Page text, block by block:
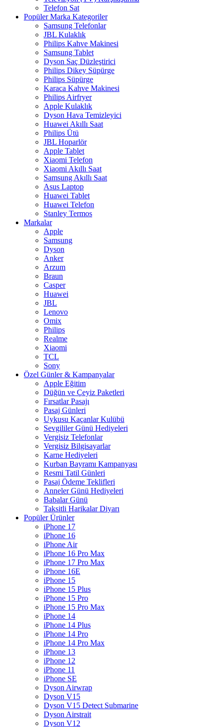
Telefon Sat
Popüler Marka Kategoriler
Samsung Telefonlar
JBL Kulaklık
Philips Kahve Makinesi
Samsung Tablet
Dyson Saç Düzleştirici
Philips Dikey Süpürge
Philips Süpürge
Karaca Kahve Makinesi
Philips Airfryer
Apple Kulaklık
Dyson Hava Temizleyici
Huawei Akıllı Saat
Philips Ütü
JBL Hoparlör
Apple Tablet
Xiaomi Telefon
Xiaomi Akıllı Saat
Samsung Akıllı Saat
Asus Laptop
Huawei Tablet
Huawei Telefon
Stanley Termos
Markalar
Apple
Samsung
Dyson
Anker
Arzum
Braun
Casper
Huawei
JBL
Lenovo
Omix
Philips
Realme
Xiaomi
TCL
Sony
Özel Günler & Kampanyalar
Apple Eğitim
Düğün ve Çeyiz Paketleri
Fırsatlar Pasajı
Pasaj Günleri
Uykusu Kaçanlar Kulübü
Sevgililer Günü Hediyeleri
Vergisiz Telefonlar
Vergisiz Bilgisayarlar
Karne Hediyeleri
Kurban Bayramı Kampanyası
Resmi Tatil Günleri
Pasaj Ödeme Teklifleri
Anneler Günü Hediyeleri
Babalar Günü
Taksitli Harikalar Diyarı
Popüler Ürünler
iPhone 17
iPhone 16
iPhone Air
iPhone 16 Pro Max
iPhone 17 Pro Max
iPhone 16E
iPhone 15
iPhone 15 Plus
iPhone 15 Pro
iPhone 15 Pro Max
iPhone 14
iPhone 14 Plus
iPhone 14 Pro
iPhone 14 Pro Max
iPhone 13
iPhone 12
iPhone 11
iPhone SE
Dyson Airwrap
Dyson V15
Dyson V15 Detect Submarine
Dyson Airstrait
Dyson V12